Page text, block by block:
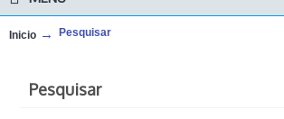
Inicio Pesquisar
Pesquisar